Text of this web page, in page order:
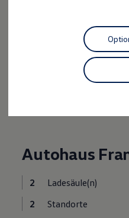
Lifestyle Shop
T-Roc
Golf Kollektion
ID. Kollektion
Volkswagen
R-Kollektion
Software Updates
Reparaturen
Räder und
Serviceanfrage
Autohaus
2
Ladesäule(n)
2
Standorte